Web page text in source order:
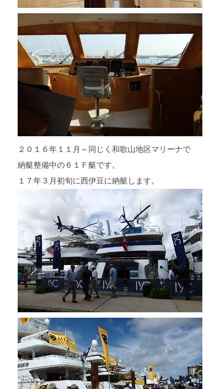
２０１６年１１月～同じく和歌山地区マリーナで
納艇整備中の６１Ｆ艇です。
１７年３月初旬に西伊豆に納艇します。